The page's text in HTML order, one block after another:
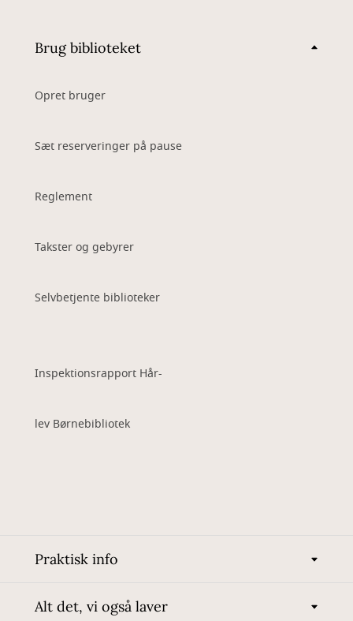
Brug biblioteket
Opret bruger
Sæt reserveringer på pause
Reglement
Takster og gebyrer
Selvbetjente biblioteker
Inspektionsrapport Hår-
lev Børnebibliotek
Praktisk info
Alt det, vi også laver